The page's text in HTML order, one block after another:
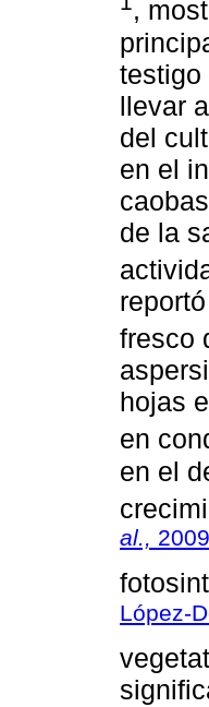
,
testigo
llevar
del
en el
de la
fresco
hojas
en
en el
al., 2009
López-